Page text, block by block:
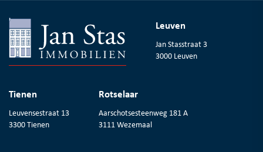
Leuven
Jan Stasstraat 3
3000 Leuven
Tienen
Leuvensestraat 13
3300 Tienen
Rotselaar
Aarschotsesteenweg 181 A
3111 Wezemaal